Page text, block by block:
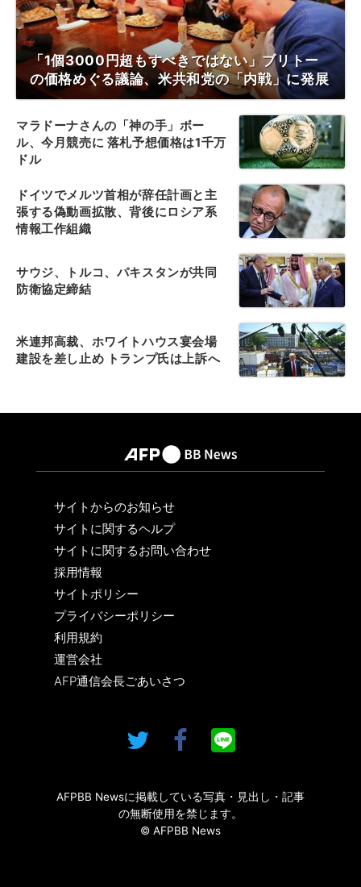
「1個3000円超もすべきではない」ブリトー
の価格めぐる議論、米共和党の「内戦」に発展
マラドーナさんの「神の手」ボー
ル、今月競売に 落札予想価格は1千万
ドル
ドイツでメルツ首相が辞任計画と主
張する偽動画拡散、背後にロシア系
情報工作組織
サウジ、トルコ、パキスタンが共同
防衛協定締結
米連邦高裁、ホワイトハウス宴会場
建設を差し止め トランプ氏は上訴へ
サイトからのお知らせ
サイトに関するヘルプ
サイトに関するお問い合わせ
採用情報
サイトポリシー
プライバシーポリシー
利用規約
運営会社
AFP通信会長ごあいさつ
AFPBB Newsに掲載している写真・見出し・記事
の無断使用を禁じます。
© AFPBB News